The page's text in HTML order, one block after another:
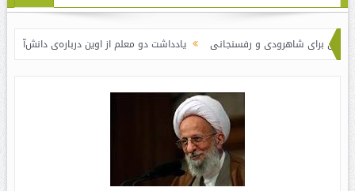
و رفسنجانی یادداشت دو معلم از اوین درباره‌ی دانش‌آموزانی که سوختند